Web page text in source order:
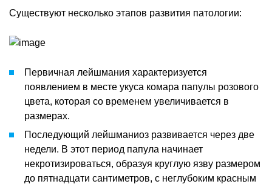
Существуют несколько этапов развития патологии:
Первичная лейшмания характеризуется
появлением в месте укуса комара папулы розового
цвета, которая со временем увеличивается в
размерах.
Последующий лейшманиоз развивается через две
недели. В этот период папула начинает
некротизироваться, образуя круглую язву размером
до пятнадцати сантиметров, с неглубоким красным